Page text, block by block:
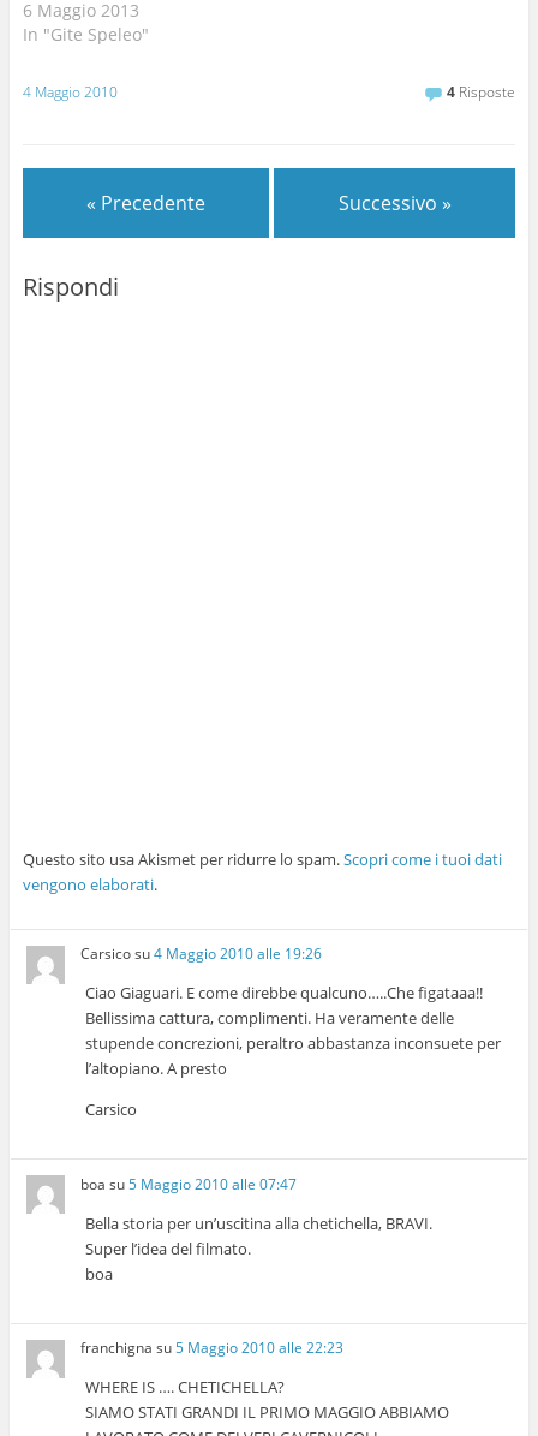
6 Maggio 2013
In "Gite Speleo"
4 Maggio 2010 4 Risposte
« Precedente Successivo »
Rispondi
Questo sito usa Akismet per ridurre lo spam.Scopri come i tuoi dati
vengono elaborati.
Carsicosu4 Maggio 2010 alle 19:26
Ciao Giaguari. E come direbbe qualcuno…..Che figataaa!!
Bellissima cattura, complimenti. Ha veramente delle
stupende concrezioni, peraltro abbastanza inconsuete per
l’altopiano. A presto
Carsico
boa su5 Maggio 2010 alle 07:47
Bella storia per un’uscitina alla chetichella, BRAVI.
Super l’idea del filmato.
boa
franchigna su5 Maggio 2010 alle 22:23
WHERE IS …. CHETICHELLA?
SIAMO STATI GRANDI IL PRIMO MAGGIO ABBIAMO